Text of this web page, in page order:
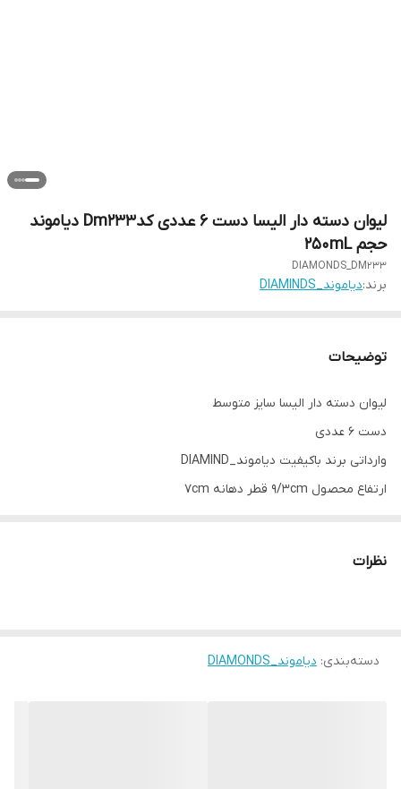
لیوان دسته دار الیسا دست ۶ عددی کدDm233 دیاموند
حجم 250mL
DIAMONDS_DM233
برند:دیاموند_DIAMINDS
توضیحات
لیوان دسته دار الیسا سایز متوسط
دست ۶ عددی
وارداتی برند باکیفیت دیاموند_DIAMIND
ارتفاع محصول 9/3cm قطر دهانه 7cm
تضمین سلامت کالا در ارسال
نظرات
دسته‌بندی: دیاموند_DIAMONDS